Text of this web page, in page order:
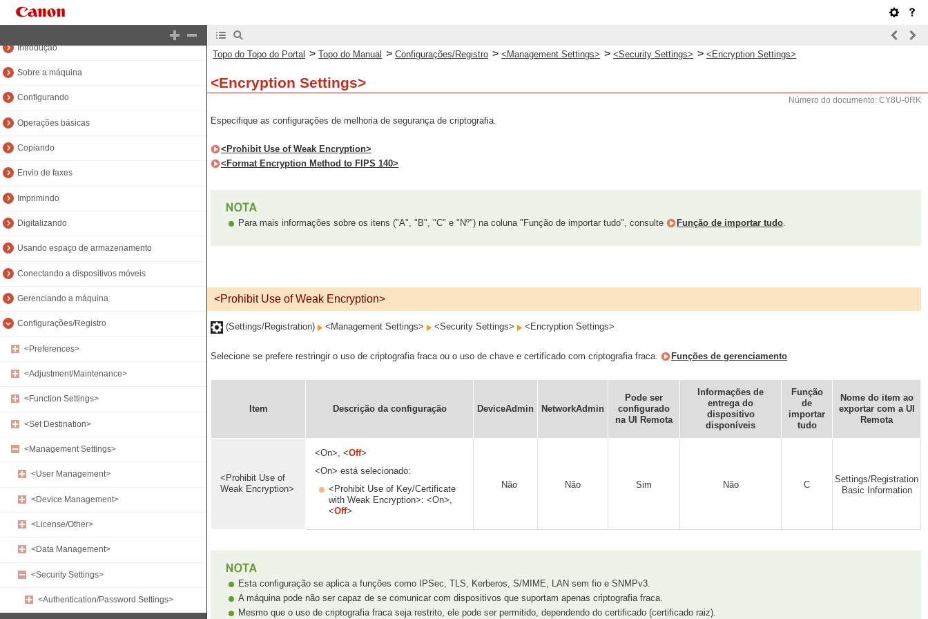
Introdução
Sobre a máquina
Configurando
Operações básicas
Copiando
Envio de faxes
Imprimindo
Digitalizando
Usando espaço de armazenamento
Conectando a dispositivos móveis
Gerenciando a máquina
Configurações/Registro
<Preferences>
<Adjustment/Maintenance>
<Function Settings>
<Set Destination>
<Management Settings>
<User Management>
<Device Management>
<License/Other>
<Data Management>
<Security Settings>
<Authentication/Password Settings>
Topo do Topo do Portal > Topo do Manual > Configurações/Registro > <Management Settings> > <Security Settings> > <Encryption Settings>
<Encryption Settings>
Número do documento: CY8U-0RK
Especifique as configurações de melhoria de segurança de criptografia.
<Prohibit Use of Weak Encryption>
<Format Encryption Method to FIPS 140>
Para mais informações sobre os itens ("A", "B", "C" e "Nº") na coluna "Função de importar tudo", consulte Função de importar tudo.
<Prohibit Use of Weak Encryption>
(Settings/Registration) <Management Settings> <Security Settings> <Encryption Settings>
Selecione se prefere restringir o uso de criptografia fraca ou o uso de chave e certificado com criptografia fraca. Funções de gerenciamento
Item Descrição da configuração DeviceAdmin NetworkAdmin
Pode ser
configurado
na UI Remota
Informações de
entrega do
dispositivo
disponíveis
Função
de
importar
tudo
Nome do item ao
exportar com a UI
Remota
<Prohibit Use of
Weak Encryption>
<On>, <Off>
<On> está selecionado:
<Prohibit Use of Key/Certificate
with Weak Encryption>: <On>,
<Off>
Não Não Sim Não C
Settings/Registration
Basic Information
Esta configuração se aplica a funções como IPSec, TLS, Kerberos, S/MIME, LAN sem fio e SNMPv3.
A máquina pode não ser capaz de se comunicar com dispositivos que suportam apenas criptografia fraca.
Mesmo que o uso de criptografia fraca seja restrito, ele pode ser permitido, dependendo do certificado (certificado raiz).